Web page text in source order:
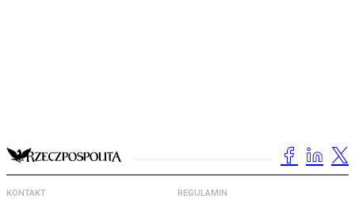
KONTAKT REGULAMIN